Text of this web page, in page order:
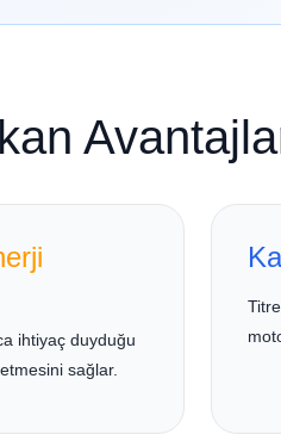
ihtiyaç duyduğu
sağlar.